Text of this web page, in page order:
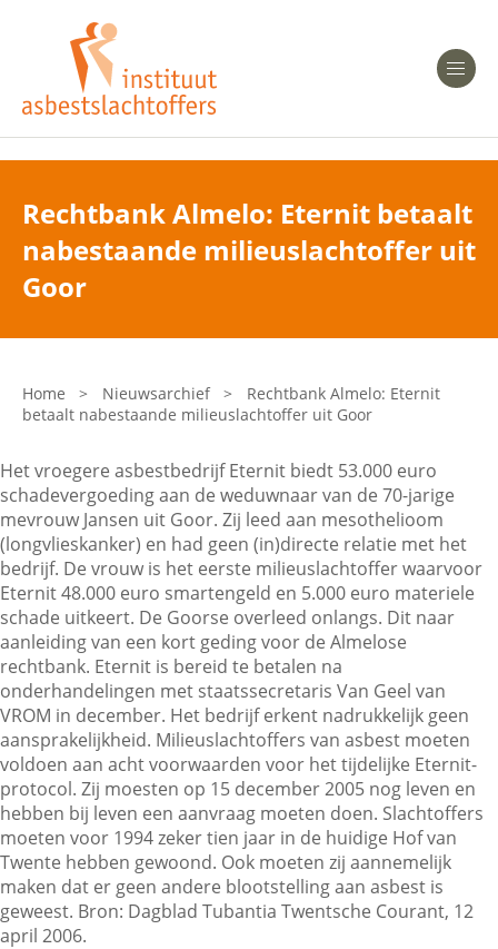
Heeft u Mesothelioom?
Heeft u Asbestose?
Bent u arts?
Bent u werkgever of verzekeraar?
Asbest en Gezondheid
Laatste nieuws
Onze organisatie
Veelgestelde vragen
Contactgegevens
Zoeken
Rechtbank Almelo: Eternit betaalt
nabestaande milieuslachtoffer uit
Goor
Home > Nieuwsarchief >
Rechtbank Almelo: Eternit
betaalt nabestaande milieuslachtoffer uit Goor
Het vroegere asbestbedrijf Eternit biedt 53.000 euro
schadevergoeding aan de weduwnaar van de 70-jarige
mevrouw Jansen uit Goor. Zij leed aan mesothelioom
(longvlieskanker) en had geen (in)directe relatie met het
bedrijf. De vrouw is het eerste milieuslachtoffer waarvoor
Eternit 48.000 euro smartengeld en 5.000 euro materiele
schade uitkeert. De Goorse overleed onlangs. Dit naar
aanleiding van een kort geding voor de Almelose
rechtbank. Eternit is bereid te betalen na
onderhandelingen met staatssecretaris Van Geel van
VROM in december. Het bedrijf erkent nadrukkelijk geen
aansprakelijkheid. Milieuslachtoffers van asbest moeten
voldoen aan acht voorwaarden voor het tijdelijke Eternit-
protocol. Zij moesten op 15 december 2005 nog leven en
hebben bij leven een aanvraag moeten doen. Slachtoffers
moeten voor 1994 zeker tien jaar in de huidige Hof van
Twente hebben gewoond. Ook moeten zij aannemelijk
maken dat er geen andere blootstelling aan asbest is
geweest. Bron: Dagblad Tubantia Twentsche Courant, 12
april 2006.